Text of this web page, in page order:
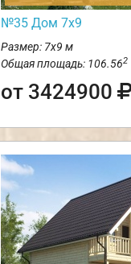
№35 Дом 7х9
Размер: 7х9 м
Общая площадь: 106.562
от 3424900